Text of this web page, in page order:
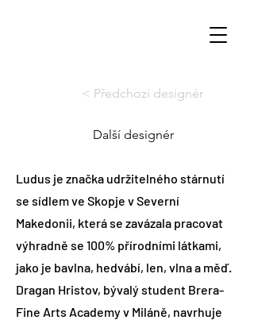
< Předchozí designér
Další designér
Ludus je značka udržitelného stárnutí
se sídlem ve Skopje v Severní
Makedonii, která se zavázala pracovat
výhradně se 100% přírodními látkami,
jako je bavlna, hedvábí, len, vlna a měď.
Dragan Hristov, bývalý student Brera-
Fine Arts Academy v Miláně, navrhuje